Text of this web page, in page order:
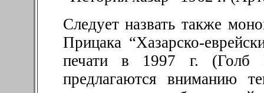
Следует назвать также
Прицака “Хазарско-
печати в 1997 г.
предлагаются вниманию